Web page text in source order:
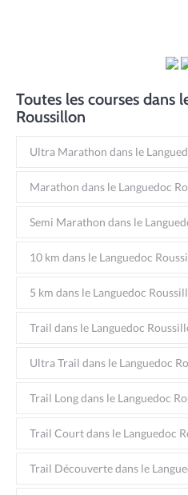
Toutes les courses dans
Roussillon
Ultra Marathon dans le
Marathon dans le Languedoc
Semi Marathon dans le
10 km dans le Languedoc
5 km dans le Languedoc
Trail dans le Languedoc
Ultra Trail dans le Languedoc
Trail Long dans le Languedoc
Trail Court dans le Languedoc
Trail Découverte dans le